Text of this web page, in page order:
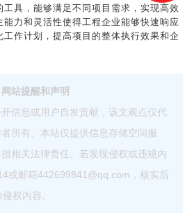
具，能够满足不同项目需求，实现高效
力和灵活性使得工程企业能够快速响应
作计划，提高项目的整体执行效果和企
网站提醒和声明
信息或用户自发贡献，该文观点仅代
所有。本站仅提供信息存储空间服
相关法律责任。若发现侵权或违规内
或邮箱442699841@qq.com，核实后
权内容。